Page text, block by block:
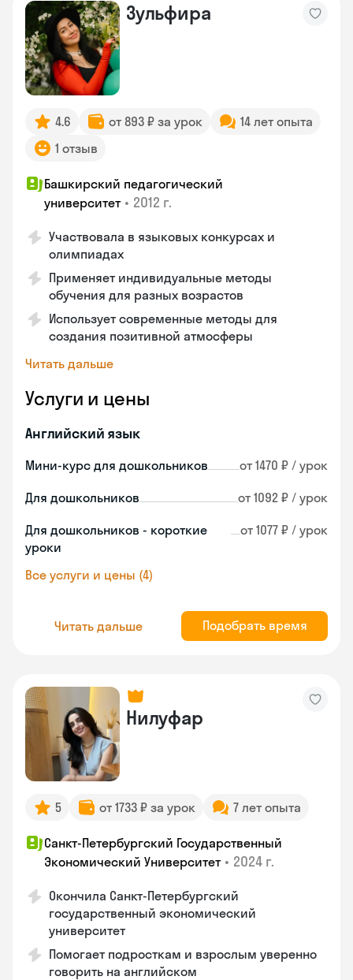
Зульфира
4.6 от 893 ₽ за урок
14 лет опыта
1 отзыв
Башкирский педагогический
университет • 2012 г.
Участвовала в языковых конкурсах и
олимпиадах
Применяет индивидуальные методы
обучения для разных возрастов
Использует современные методы для
создания позитивной атмосферы
Читать дальше
Услуги и цены
Английский язык
Мини-курс для дошкольников от 1470 ₽ / урок
Для дошкольников от 1092 ₽ / урок
Для дошкольников - короткие
уроки
от 1077 ₽ / урок
Все услуги и цены (4)
Читать дальше Подобрать время
Нилуфар
5 от 1733 ₽ за урок 7 лет опыта
Санкт-Петербургский Государственный
Экономический Университет • 2024 г.
Окончила Санкт-Петербургский
государственный экономический
университет
Помогает подросткам и взрослым уверенно
говорить на английском